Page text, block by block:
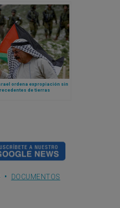
los 4 siglos de la Basílica de
Pedro
ordena expropiación sin
de tierras
DOCUMENTOS